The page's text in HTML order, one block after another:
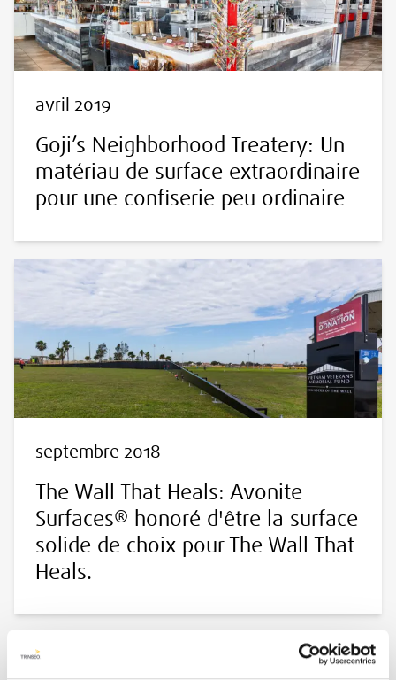
avril 2019
Goji’s Neighborhood Treatery: Un
matériau de surface extraordinaire
pour une confiserie peu ordinaire
septembre 2018
The Wall That Heals: Avonite
Surfaces® honoré d'être la surface
solide de choix pour The Wall That
Heals.